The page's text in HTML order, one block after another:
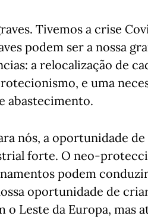
Tivemos a crise
podem ser a nossa
a relocalização de
e uma
abastecimento.
nós, a oportunidade
forte. O neo-
podem
oportunidade de
Leste da Europa, mas